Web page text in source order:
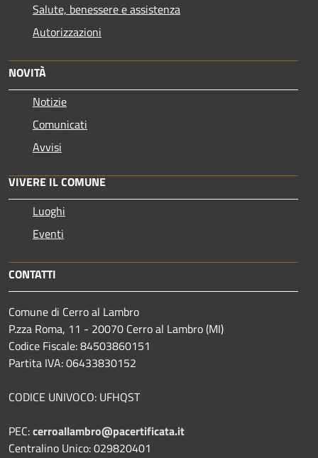
Salute, benessere e assistenza
Autorizzazioni
NOVITÀ
Notizie
Comunicati
Avvisi
VIVERE IL COMUNE
Luoghi
Eventi
CONTATTI
Comune di Cerro al Lambro
P.zza Roma, 11 - 20070 Cerro al Lambro (MI)
Codice Fiscale: 84503860151
Partita IVA: 06433830152
CODICE UNIVOCO: UFHQST
PEC:cerroallambro@pacertificata.it
Centralino Unico: 029820401